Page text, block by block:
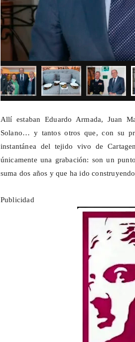
Allí estaban Eduardo Armada, Juan
Solano… y tantos otros que, con su
instantánea del tejido vivo de
únicamente una grabación: son un
suma dos años y que ha ido
Publicidad